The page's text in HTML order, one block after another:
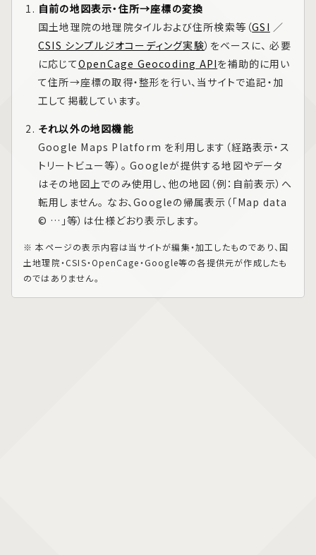
自前の地図表示・住所→座標の変換
国土地理院の地理院タイルおよび住所検索等（GSI ／
CSIS シンプルジオコーディング実験）をベースに、 必要
に応じてOpenCage Geocoding APIを補助的に用い
て住所→座標の取得・整形を行い、当サイトで追記・加
工して掲載しています。
それ以外の地図機能
Google Maps Platform を利用します（経路表示・ス
トリートビュー等）。 Googleが提供する地図やデータ
はその地図上でのみ使用し、他の地図（例：自前表示）へ
転用しません。 なお、Googleの帰属表示（「Map data
© …」等）は仕様どおり表示します。
※ 本ページの表示内容は当サイトが編集・加工したものであり、国
土地理院・CSIS・OpenCage・Google等の各提供元が作成したも
のではありません。